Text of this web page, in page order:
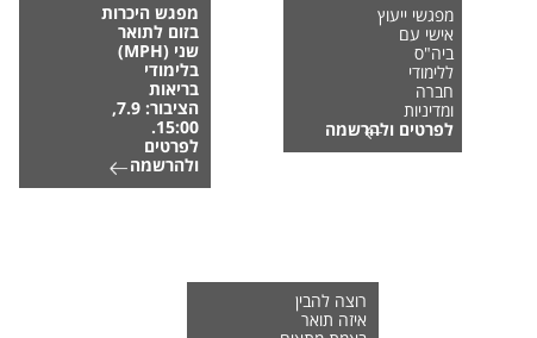
מפגשי ייעוץ
אישי עם
ביה"ס
ללימודי
חברה
ומדיניות
לפרטים ולהרשמה
מפגש היכרות
בזום לתואר
שני (MPH)
בלימודי
בריאות
הציבור: 7.9,
15:00.
לפרטים
ולהרשמה
רוצה להבין
איזה תואר